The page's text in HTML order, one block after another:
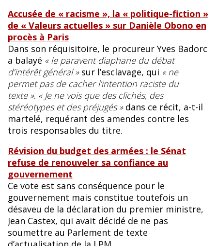
Accusée de « racisme », la « politique-fiction »
de « Valeurs actuelles » sur Danièle Obono en
procès à Paris
Dans son réquisitoire, le procureur Yves Badorc
a balayé « le paravent diaphane du débat
d’intérêt général »sur l’esclavage, qui « ne
permet pas de cacher l’intention raciste du
texte ». « Je ne vois que des clichés, des
stéréotypes et des préjugés » dans ce récit, a-t-il
martelé, requérant des amendes contre les
trois responsables du titre.
Révision du budget des armées : le Sénat
refuse de renouveler sa confiance au
gouvernement
Ce vote est sans conséquence pour le
gouvernement mais constitue toutefois un
désaveu de la déclaration du premier ministre,
Jean Castex, qui avait décidé de ne pas
soumettre au Parlement de texte